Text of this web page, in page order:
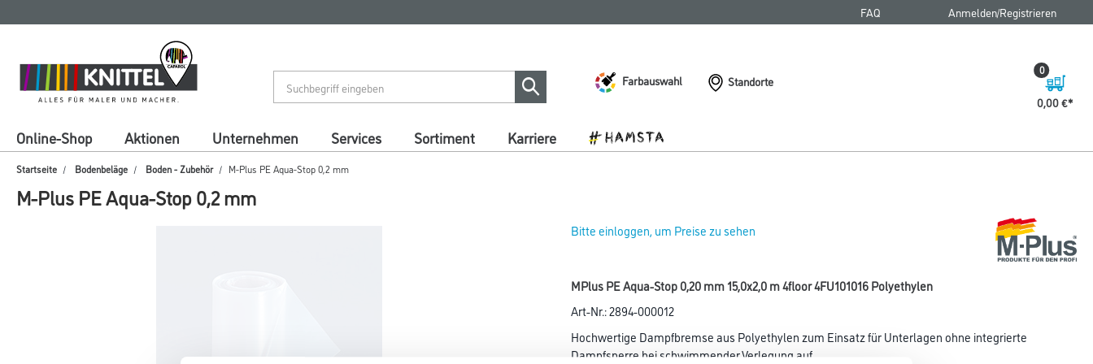
springen
springen
FAQ Anmelden/Registrieren
Farbauswahl
Standorte
0,00 €
0
Online-Shop Aktionen Unternehmen Services Sortiment Karriere
Startseite Bodenbeläge Boden - Zubehör M-Plus PE Aqua-Stop 0,2 mm
M-Plus PE Aqua-Stop 0,2 mm
Bitte einloggen, um Preise zu sehen
MPlus PE Aqua-Stop 0,20 mm 15,0x2,0 m 4floor 4FU101016 Polyethylen
Art-Nr.:2894-000012
Hochwertige Dampfbremse aus Polyethylen zum Einsatz für Unterlagen ohne integrierte
Dampfsperre bei schwimmender Verlegung auf